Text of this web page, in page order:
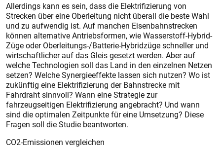
Allerdings kann es sein, dass die Elektrifizierung von
Strecken über eine Oberleitung nicht überall die beste Wahl
und zu aufwendig ist. Auf manchen Eisenbahnstrecken
können alternative Antriebsformen, wie Wasserstoff-Hybrid-
Züge oder Oberleitungs-/Batterie-Hybridzüge schneller und
wirtschaftlicher auf das Gleis gesetzt werden. Aber auf
welche Technologien soll das Land in den einzelnen Netzen
setzen? Welche Synergieeffekte lassen sich nutzen? Wo ist
zukünftig eine Elektrifizierung der Bahnstrecke mit
Fahrdraht sinnvoll? Wann eine Strategie zur
fahrzeugseitigen Elektrifizierung angebracht? Und wann
sind die optimalen Zeitpunkte für eine Umsetzung? Diese
Fragen soll die Studie beantworten.
CO2-Emissionen vergleichen